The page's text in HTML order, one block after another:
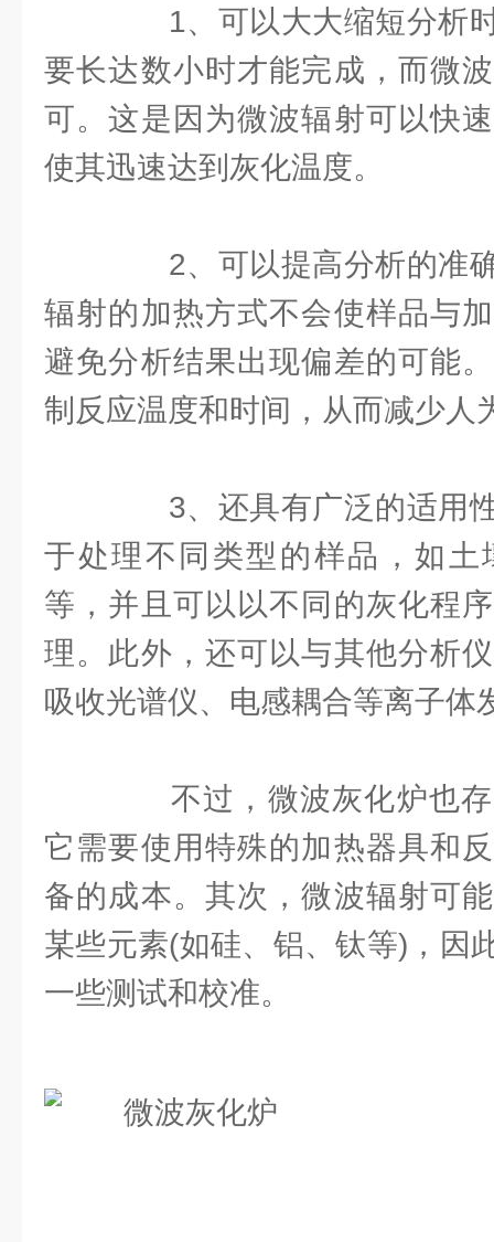
1、可以大大缩短分析时
要长达数小时才能完成，而微
可。这是因为微波辐射可以快
使其迅速达到灰化温度。
2、可以提高分析的准确
辐射的加热方式不会使样品与
避免分析结果出现偏差的可能
制反应温度和时间，从而减少人
3、还具有广泛的适用性
于处理不同类型的样品，如土
等，并且可以以不同的灰化程
理。此外，还可以与其他分析
吸收光谱仪、电感耦合等离子体
不过，微波灰化炉也存
它需要使用特殊的加热器具和
备的成本。其次，微波辐射可
某些元素(如硅、铝、钛等)，因
一些测试和校准。